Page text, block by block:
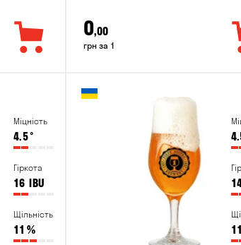
0,00
грн за 1
Міцність
4.5°
Гіркота
16 IBU
Щільність
11 %